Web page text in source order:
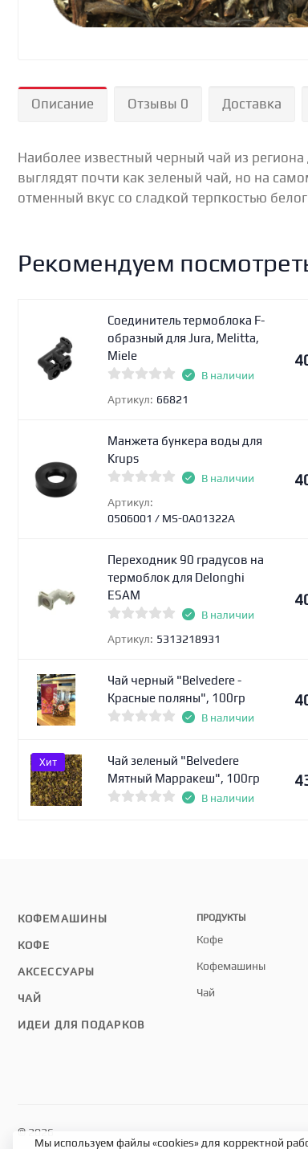
Описание Отзывы 0 Доставка
Наиболее известный черный чай из
выглядят почти как зеленый чай, но на
отменный вкус со сладкой терпкостью
Рекомендуем
Соединитель термоблока F-
образный для Jura, Melitta,
Miele
В наличии
Артикул: 66821
Манжета бункера воды для
Krups
В наличии
Артикул:
0506001 / MS-0A01322A
Переходник 90 градусов на
термоблок для Delonghi
ESAM
В наличии
Артикул: 5313218931
Чай черный "Belvedere -
Красные поляны", 100гр
В наличии
Чай зеленый "Belvedere
Мятный Марракеш", 100гр
В наличии
Хит
КОФЕМАШИНЫ
КОФЕ
АКСЕССУАРЫ
ЧАЙ
ИДЕИ ДЛЯ ПОДАРКОВ
ПРОДУКТЫ
Кофе
Кофемашины
Чай
© 2026
Мы используем файлы «cookies» для корректной